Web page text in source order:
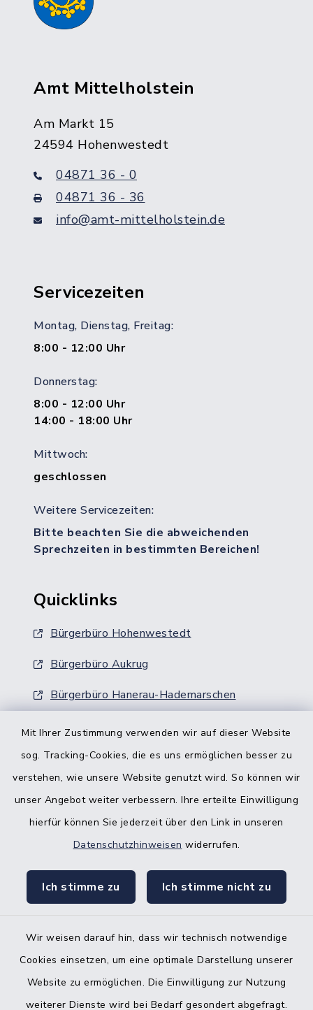
Mit Ihrer Zustimmung verwenden wir auf dieser Website
sog. Tracking-Cookies, die es uns ermöglichen besser zu
verstehen, wie unsere Website genutzt wird. So können wir
unser Angebot weiter verbessern. Ihre erteilte Einwilligung
hierfür können Sie jederzeit über den Link in unseren
Datenschutzhinweisen widerrufen.
Ich stimme zu Ich stimme nicht zu
Wir weisen darauf hin, dass wir technisch notwendige
Cookies einsetzen, um eine optimale Darstellung unserer
Website zu ermöglichen. Die Einwilligung zur Nutzung
weiterer Dienste wird bei Bedarf gesondert abgefragt.
Amt Mittelholstein
Am Markt 15
24594 Hohenwestedt
04871 36 - 0
04871 36 - 36
info@amt-mittelholstein.de
Servicezeiten
Montag, Dienstag, Freitag:
8:00 - 12:00 Uhr
Donnerstag:
8:00 - 12:00 Uhr
14:00 - 18:00 Uhr
Mittwoch:
geschlossen
Weitere Servicezeiten:
Bitte beachten Sie die abweichenden
Sprechzeiten in bestimmten Bereichen!
Quicklinks
Bürgerbüro Hohenwestedt
Bürgerbüro Aukrug
Bürgerbüro Hanerau-Hademarschen
Nebenstelle Padenstedt
KFZ-Zulassungsbehörde
Gleichstellungsbüro
Kontakt
Datenschutz
Impressum